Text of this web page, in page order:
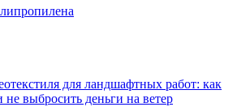
для ландшафтных работ: как
не выбросить деньги на ветер